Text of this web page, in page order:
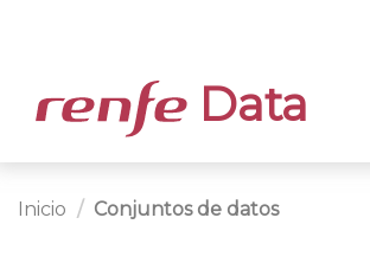
Data
Inicio Conjuntos de datos